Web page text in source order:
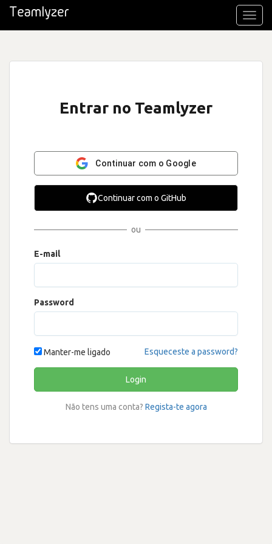
Entrar no Teamlyzer
Continuar com o Google
Continuar com o GitHub
ou
E-mail
Password
Manter-me ligado Esqueceste a password?
Login
Não tens uma conta? Regista-te agora